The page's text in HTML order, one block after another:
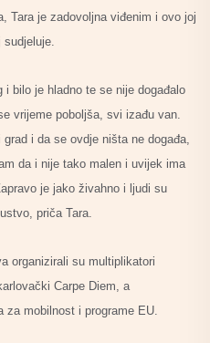
Tara je zadovoljna viđenim i ovo joj
sudjeluje.
bilo je hladno te se nije događalo
vrijeme poboljša, svi izađu van.
i da se ovdje ništa ne događa,
da i nije tako malen i uvijek ima
je jako živahno i ljudi su
priča Tara.
organizirali su multiplikatori
Carpe Diem, a
za mobilnost i programe EU.